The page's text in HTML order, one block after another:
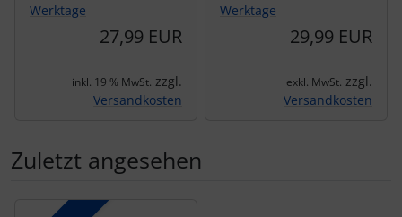
Werktage
27,99 EUR
inkl. 19 % MwSt. zzgl.
Versandkosten
Werktage
29,99 EUR
exkl. MwSt. zzgl.
Versandkosten
Zuletzt angesehen
Es folgt ein Produktslider - navigieren Sie mit der Tab-